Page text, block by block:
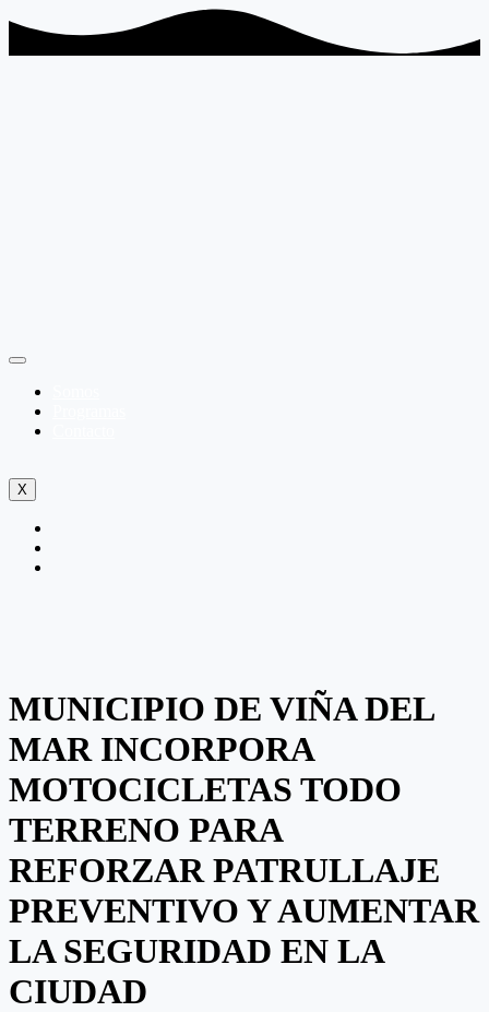
X
MUNICIPIO DE VIÑA DEL
MAR INCORPORA
MOTOCICLETAS TODO
TERRENO PARA
REFORZAR PATRULLAJE
PREVENTIVO Y AUMENTAR
LA SEGURIDAD EN LA
CIUDAD